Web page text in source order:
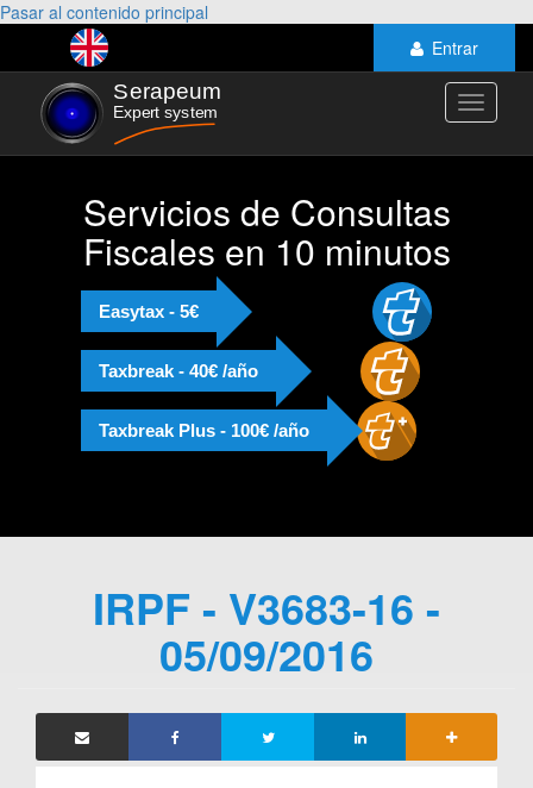
Pasar al contenido principal
Entrar
Toggle
Servicios de Consultas
Fiscales en 10 minutos
Easytax - 5€
Taxbreak - 40€ /año
Taxbreak Plus - 100€ /año
IRPF - V3683-16 -
05/09/2016